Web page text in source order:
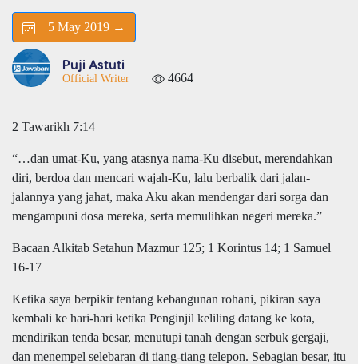
5 May 2019 →
Puji Astuti
Official Writer 4664
2 Tawarikh 7:14
“…dan umat-Ku, yang atasnya nama-Ku disebut, merendahkan
diri, berdoa dan mencari wajah-Ku, lalu berbalik dari jalan-
jalannya yang jahat, maka Aku akan mendengar dari sorga dan
mengampuni dosa mereka, serta memulihkan negeri mereka.”
Bacaan Alkitab Setahun Mazmur 125; 1 Korintus 14; 1 Samuel
16-17
Ketika saya berpikir tentang kebangunan rohani, pikiran saya
kembali ke hari-hari ketika Penginjil keliling datang ke kota,
mendirikan tenda besar, menutupi tanah dengan serbuk gergaji,
dan menempel selebaran di tiang-tiang telepon. Sebagian besar, itu